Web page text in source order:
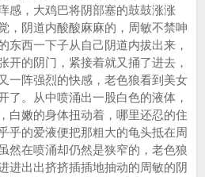
感，大鸡巴将阴部塞的鼓鼓涨涨
，阴道内酸酸麻麻的，周敏不禁呻
东西一下子从自己阴道内拔出来，
开的阴门，紧接着就又捅了进去，
一阵强烈的快感，老色狼看到美女
了。从中喷涌出一股白色的液体，
白嫩的身体扭动着，哪里还忍的住
乎的爱液便把那粗大的龟头抵在周
然在喷涌却仍然是狭窄的，老色狼
进出出挤挤插插地抽动的周敏的阴